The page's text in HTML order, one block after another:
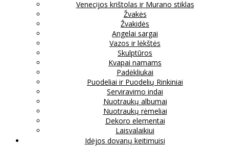
Venecijos krištolas ir Murano stiklas
Žvakės
Žvakidės
Angelai sargai
Vazos ir lėkštės
Skulptūros
Kvapai namams
Padėkliukai
Puodeliai ir Puodelių Rinkiniai
Serviravimo indai
Nuotraukų albumai
Nuotraukų rėmeliai
Dekoro elementai
Laisvalaikiui
Idėjos dovanų keitimuisi